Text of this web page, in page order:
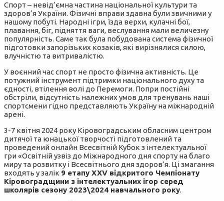
Спорт – невід’ємна частина національної культури та
здоров’я України. Фізичні вправи здавна були звичними у
нашому побуті. Народні ігри, їзда верхи, кулачні бої,
плавання, біг, підняття ваги, веслування мали величезну
популярність. Саме так була побудована система фізичної
підготовки запорізьких козаків, які вирізнялися силою,
влучністю та витривалістю.
У воєнний час спорт не просто фізична активність. Це
потужний інструмент підтримки національного духу та
єдності, втілення волі до Перемоги. Попри постійні
обстріли, відсутність належних умов для тренувань наші
спортсмени гідно представляють Україну на міжнародній
арені.
3-7 квітня 2024 року Кіровоградським обласним центром
дитячої та юнацької творчості підготовлений та
проведений онлайн Всесвітній Кубок з інтелектуальної
гри «Освітній узвіз до Міжнародного дня спорту на благо
миру та розвитку і Всесвітнього дня здоров’я. Ці змагання
входять у залік 9 етапу ХХV відкритого Чемпіонату
Кіровоградщини з інтелектуальних ігор серед
школярів сезону 2023\2024 навчального року.